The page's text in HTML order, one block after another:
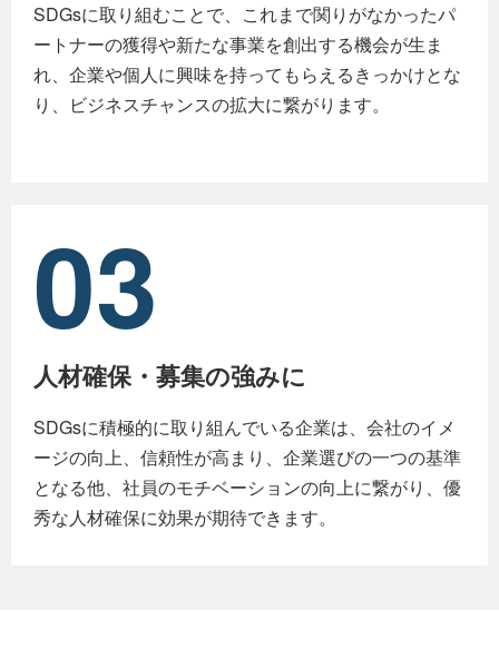
SDGsに取り組むことで、これまで関りがなかったパ
ートナーの獲得や新たな事業を創出する機会が生ま
れ、企業や個人に興味を持ってもらえるきっかけとな
り、ビジネスチャンスの拡大に繋がります。
03
人材確保・募集の強みに
SDGsに積極的に取り組んでいる企業は、会社のイメ
ージの向上、信頼性が高まり、企業選びの一つの基準
となる他、社員のモチベーションの向上に繋がり、優
秀な人材確保に効果が期待できます。